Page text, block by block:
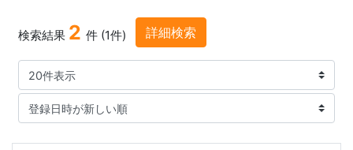
検索結果 2 件 (1件) 詳細検索